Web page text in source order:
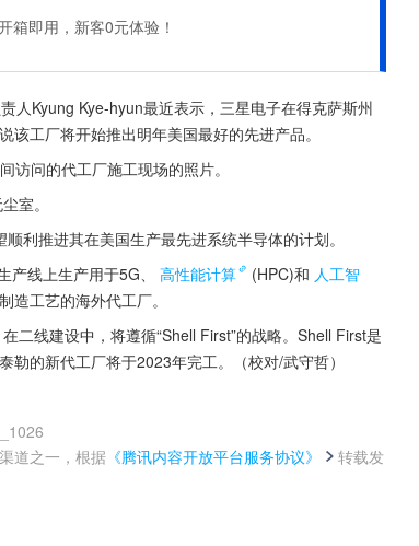
箱即用，新客0元体验！
人Kyung Kye-hyun最近表示，三星电子在得克萨斯州
工厂将开始推出明年美国最好的先进产品。
访问的代工厂施工现场的照片。
室。
利推进其在美国生产最先进系统半导体的计划。
线上生产用于5G、
高性能计算 (HPC)和 人工智
造工艺的海外代工厂。
的新代工厂将于2023年完工。（校对/武守哲）
道之一，根据 《腾讯内容开放平台服务协议》
转载发